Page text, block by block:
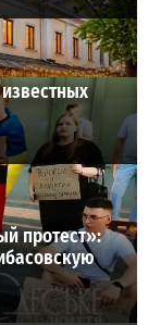
протест»: